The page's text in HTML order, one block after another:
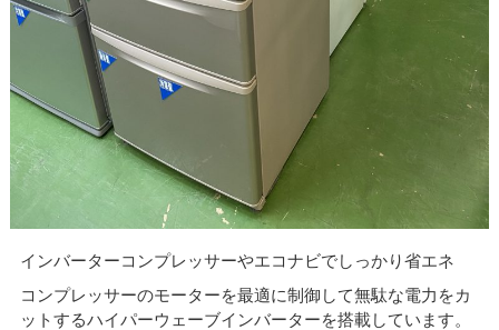
インバーターコンプレッサーやエコナビでしっかり省エネ
コンプレッサーのモーターを最適に制御して無駄な電力をカ
ットするハイパーウェーブインバーターを搭載しています。